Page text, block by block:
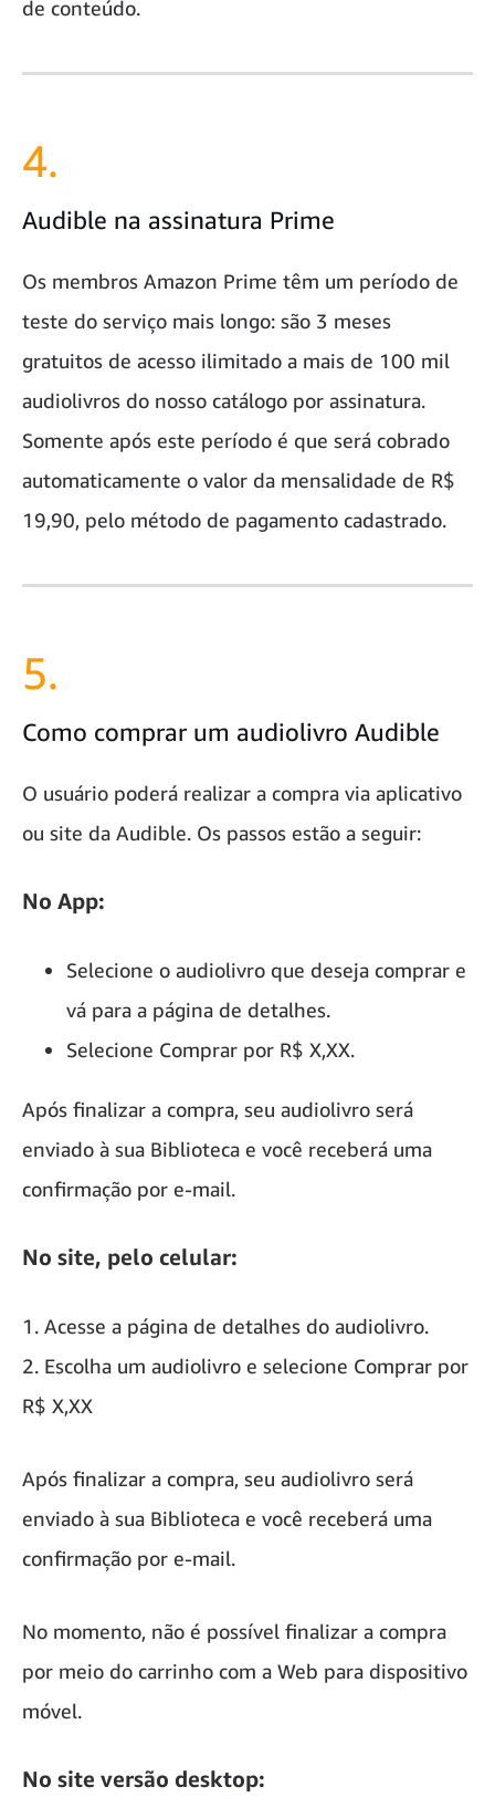
de conteúdo.
4.
Audible na assinatura Prime
Os membros Amazon Prime têm um período de
teste do serviço mais longo: são 3 meses
gratuitos de acesso ilimitado a mais de 100 mil
audiolivros do nosso catálogo por assinatura.
Somente após este período é que será cobrado
automaticamente o valor da mensalidade de R$
19,90, pelo método de pagamento cadastrado.
5.
Como comprar um audiolivro Audible
O usuário poderá realizar a compra via aplicativo
ou site da Audible. Os passos estão a seguir:
No App:
Selecione o audiolivro que deseja comprar e
vá para a página de detalhes.
Selecione Comprar por R$ X,XX.
Após finalizar a compra, seu audiolivro será
enviado à sua Biblioteca e você receberá uma
confirmação por e-mail.
No site, pelo celular:
1. Acesse a página de detalhes do audiolivro.
2. Escolha um audiolivro e selecione Comprar por
R$ X,XX
Após finalizar a compra, seu audiolivro será
enviado à sua Biblioteca e você receberá uma
confirmação por e-mail.
No momento, não é possível finalizar a compra
por meio do carrinho com a Web para dispositivo
móvel.
No site versão desktop: